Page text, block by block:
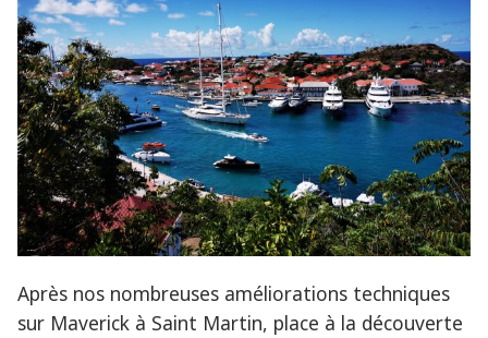
Après nos nombreuses améliorations techniques
sur Maverick à Saint Martin, place à la découverte